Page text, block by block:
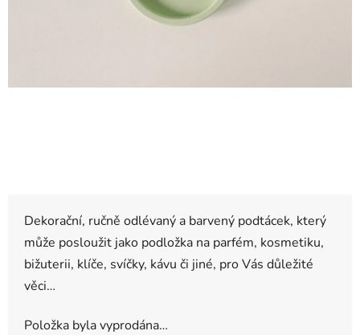
Dekorační, ručně odlévaný a barvený podtácek, který
může posloužit jako podložka na parfém, kosmetiku,
bižuterii, klíče, svíčky, kávu či jiné, pro Vás důležité
věci…
Položka byla vyprodána…